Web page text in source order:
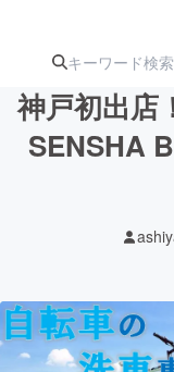
テクノ
神戸初出店
SENSHA